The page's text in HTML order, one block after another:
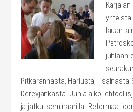
yhteistä
juhlaan
Pitkärannasta, Harlusta, Tsalnasta
Derevjankasta. Juhla alkoi
ja jatkui seminaarilla.